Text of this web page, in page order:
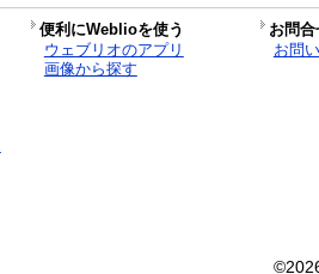
便利にWeblioを使う
お問
ウェブリオのアプリ
画像から探す
お問